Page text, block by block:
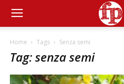
Home Tags Senza semi
Tag: senza semi